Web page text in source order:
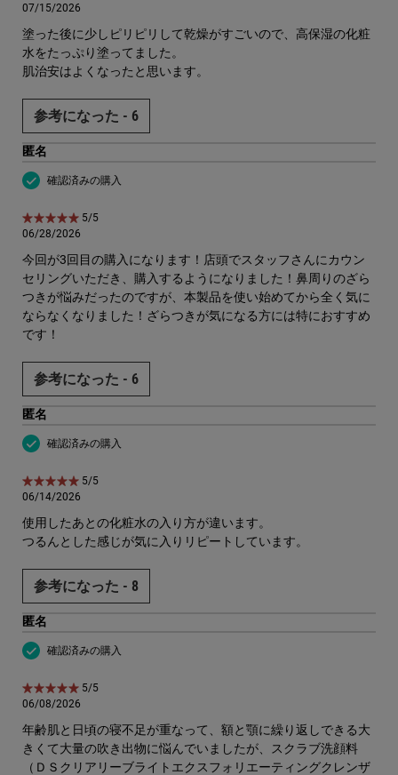
07/15/2026
塗った後に少しピリピリして乾燥がすごいので、高保湿の化粧
水をたっぷり塗ってました。
肌治安はよくなったと思います。
参考になった - 6
匿名
確認済みの購入
5星中5。
5/5
06/28/2026
今回が3回目の購入になります！店頭でスタッフさんにカウン
セリングいただき、購入するようになりました！鼻周りのざら
つきが悩みだったのですが、本製品を使い始めてから全く気に
ならなくなりました！ざらつきが気になる方には特におすすめ
です！
参考になった - 6
匿名
確認済みの購入
5星中5。
5/5
06/14/2026
使用したあとの化粧水の入り方が違います。
つるんとした感じが気に入りリピートしています。
参考になった - 8
匿名
確認済みの購入
5星中5。
5/5
06/08/2026
年齢肌と日頃の寝不足が重なって、額と顎に繰り返しできる大
きくて大量の吹き出物に悩んでいましたが、スクラブ洗顔料
（ＤＳクリアリーブライトエクスフォリエーティングクレンザ